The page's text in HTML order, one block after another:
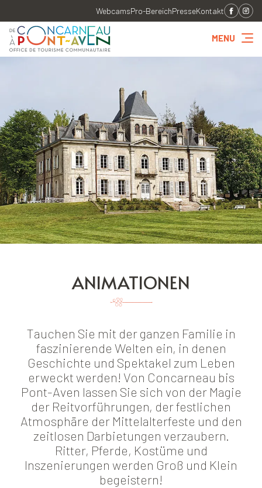
WebcamsPro-BereichPresseKontakt
MENU
ANIMATIONEN
Tauchen Sie mit der ganzen Familie in
faszinierende Welten ein, in denen
Geschichte und Spektakel zum Leben
erweckt werden! Von Concarneau bis
Pont-Aven lassen Sie sich von der Magie
der Reitvorführungen, der festlichen
Atmosphäre der Mittelalterfeste und den
zeitlosen Darbietungen verzaubern.
Ritter, Pferde, Kostüme und
Inszenierungen werden Groß und Klein
begeistern!